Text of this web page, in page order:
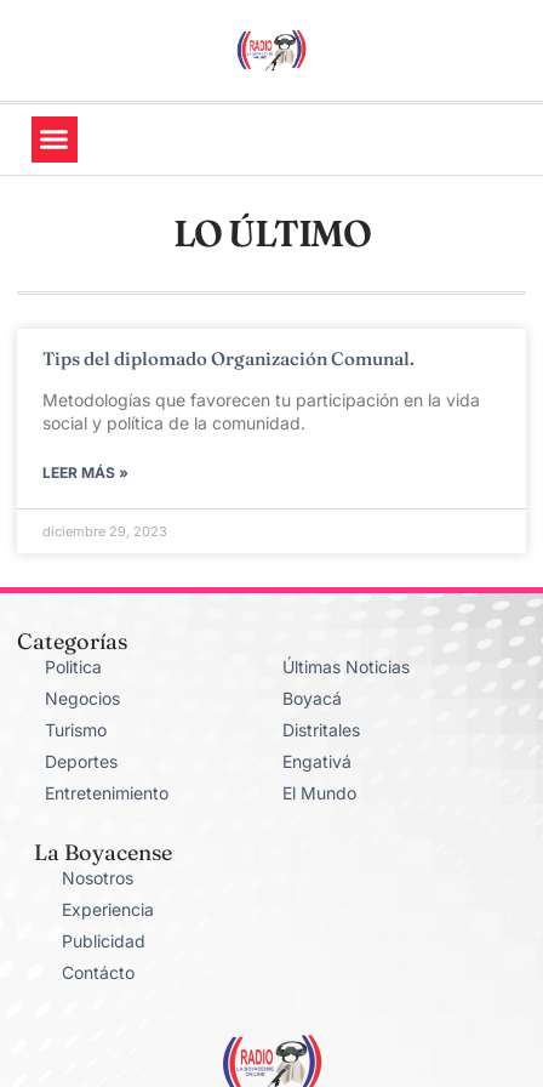
LO ÚLTIMO
Tips del diplomado Organización Comunal.
Metodologías que favorecen tu participación en la vida
social y política de la comunidad.
LEER MÁS »
diciembre 29, 2023
Categorías
Politica
Negocios
Turismo
Deportes
Entretenimiento
Últimas Noticias
Boyacá
Distritales
Engativá
El Mundo
La Boyacense
Nosotros
Experiencia
Publicidad
Contácto